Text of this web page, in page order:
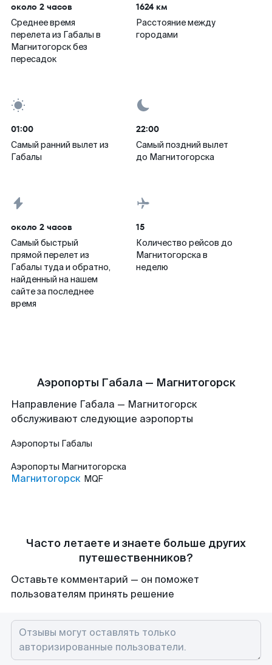
около 2 часов
Среднее время
перелета из Габалы в
Магнитогорск без
пересадок
1624 км
Расстояние между
городами
01:00
Самый ранний вылет из
Габалы
22:00
Самый поздний вылет
до Магнитогорска
около 2 часов
Самый быстрый
прямой перелет из
Габалы туда и обратно,
найденный на нашем
сайте за последнее
время
15
Количество рейсов до
Магнитогорска в
неделю
Аэропорты Габала — Магнитогорск
Направление Габала — Магнитогорск
обслуживают следующие аэропорты
Аэропорты Габалы
Аэропорты Магнитогорска
Магнитогорск MQF
Часто летаете и знаете больше других
путешественников?
Оставьте комментарий — он поможет
пользователям принять решение